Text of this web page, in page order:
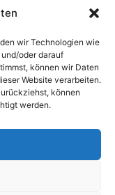
wir Technologien wie
oder darauf
können wir Daten
Website verarbeiten.
können
werden.